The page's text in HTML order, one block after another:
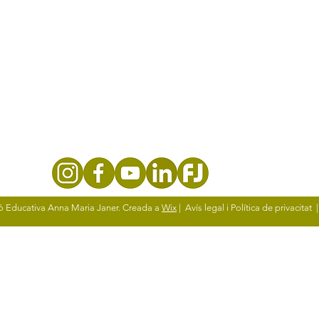
Educativa Anna Maria Janer. Creada a Wix | Avís legal i Política de privacitat